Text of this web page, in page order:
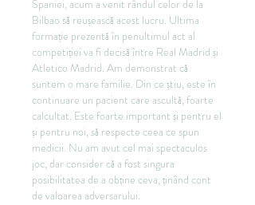
Spaniei, acum a venit rândul celor de la
Bilbao să reușească acest lucru. Ultima
formație prezentă în penultimul act al
competiției va fi decisă între Real Madrid și
Atletico Madrid. Am demonstrat că
suntem o mare familie. Din ce știu, este în
continuare un pacient care ascultă, foarte
calcultat. Este foarte important și pentru el
și pentru noi, să respecte ceea ce spun
medicii. Nu am avut cel mai spectaculos
joc, dar consider că a fost singura
posibilitatea de a obține ceva, ținând cont
de valoarea adversarului.